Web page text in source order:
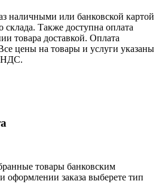
наличными или банковской картой
Также доступна оплата
товара доставкой. Оплата
цены на товары и услуги указаны
НДС.
товары банковским
оформлении заказа выберете тип